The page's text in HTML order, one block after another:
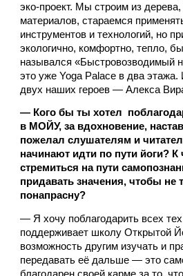
эко-проект. Мы строим из
материалов, стараемся
инструментов и технологий, но
экологично, комфортно, тепло,
назывался «Быстровозводимый
это уже Yoga Palace в два
двух наших героев — Алекса
— Кого бы ты хотел
в МОЙУ, за вдохновение,
пожелал слушателям и
начинают идти по пути йоги? К
стремиться на пути
придавать значения, чтобы не
понапрасну?
— Я хочу поблагодарить всех
поддерживает школу Открытой
возможность другим изучать и
передавать её дальше — это